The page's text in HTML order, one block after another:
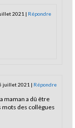
2021 | Répondre
juillet 2021 | Répondre
maman a dû être
mots des collègues